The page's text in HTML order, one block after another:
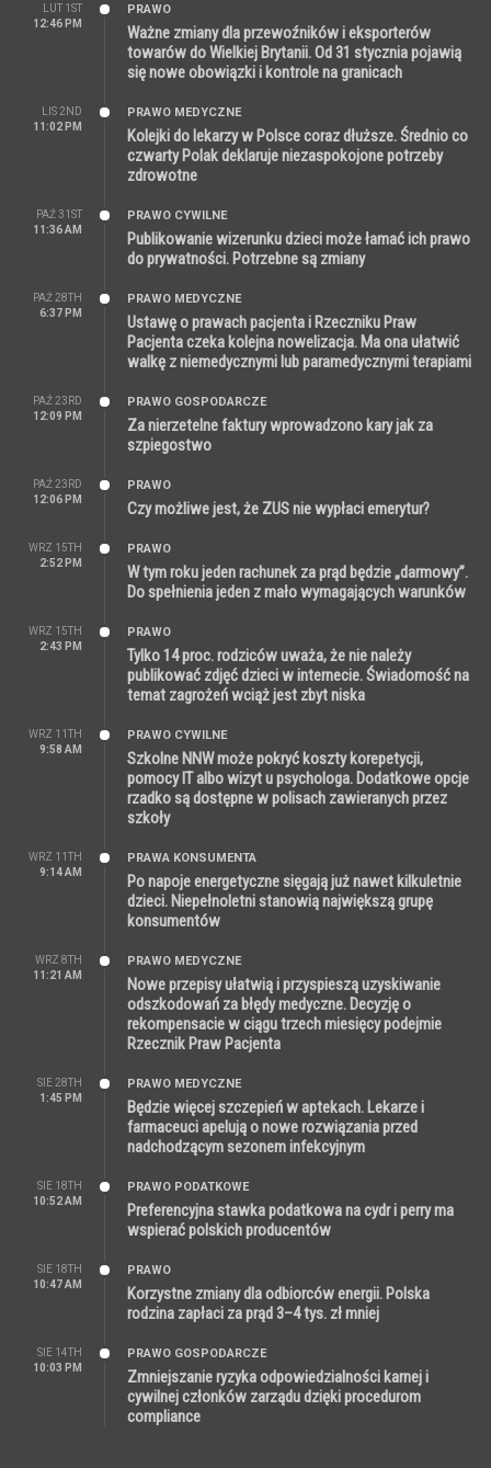
LUT 1ST
12:46 PM
PRAWO
Ważne zmiany dla przewoźników i eksporterów
towarów do Wielkiej Brytanii. Od 31 stycznia pojawią
się nowe obowiązki i kontrole na granicach
LIS 2ND
11:02 PM
PRAWO MEDYCZNE
Kolejki do lekarzy w Polsce coraz dłuższe. Średnio co
czwarty Polak deklaruje niezaspokojone potrzeby
zdrowotne
PAŹ 31ST
11:36 AM
PRAWO CYWILNE
Publikowanie wizerunku dzieci może łamać ich prawo
do prywatności. Potrzebne są zmiany
PAŹ 28TH
6:37 PM
PRAWO MEDYCZNE
Ustawę o prawach pacjenta i Rzeczniku Praw
Pacjenta czeka kolejna nowelizacja. Ma ona ułatwić
walkę z niemedycznymi lub paramedycznymi terapiami
PAŹ 23RD
12:09 PM
PRAWO GOSPODARCZE
Za nierzetelne faktury wprowadzono kary jak za
szpiegostwo
PAŹ 23RD
12:06 PM
PRAWO
Czy możliwe jest, że ZUS nie wypłaci emerytur?
WRZ 15TH
2:52 PM
PRAWO
W tym roku jeden rachunek za prąd będzie „darmowy”.
Do spełnienia jeden z mało wymagających warunków
WRZ 15TH
2:43 PM
PRAWO
Tylko 14 proc. rodziców uważa, że nie należy
publikować zdjęć dzieci w internecie. Świadomość na
temat zagrożeń wciąż jest zbyt niska
WRZ 11TH
9:58 AM
PRAWO CYWILNE
Szkolne NNW może pokryć koszty korepetycji,
pomocy IT albo wizyt u psychologa. Dodatkowe opcje
rzadko są dostępne w polisach zawieranych przez
szkoły
WRZ 11TH
9:14 AM
PRAWA KONSUMENTA
Po napoje energetyczne sięgają już nawet kilkuletnie
dzieci. Niepełnoletni stanowią największą grupę
konsumentów
WRZ 8TH
11:21 AM
PRAWO MEDYCZNE
Nowe przepisy ułatwią i przyspieszą uzyskiwanie
odszkodowań za błędy medyczne. Decyzję o
rekompensacie w ciągu trzech miesięcy podejmie
Rzecznik Praw Pacjenta
SIE 28TH
1:45 PM
PRAWO MEDYCZNE
Będzie więcej szczepień w aptekach. Lekarze i
farmaceuci apelują o nowe rozwiązania przed
nadchodzącym sezonem infekcyjnym
SIE 18TH
10:52 AM
PRAWO PODATKOWE
Preferencyjna stawka podatkowa na cydr i perry ma
wspierać polskich producentów
SIE 18TH
10:47 AM
PRAWO
Korzystne zmiany dla odbiorców energii. Polska
rodzina zapłaci za prąd 3–4 tys. zł mniej
SIE 14TH
10:03 PM
PRAWO GOSPODARCZE
Zmniejszanie ryzyka odpowiedzialności karnej i
cywilnej członków zarządu dzięki procedurom
compliance